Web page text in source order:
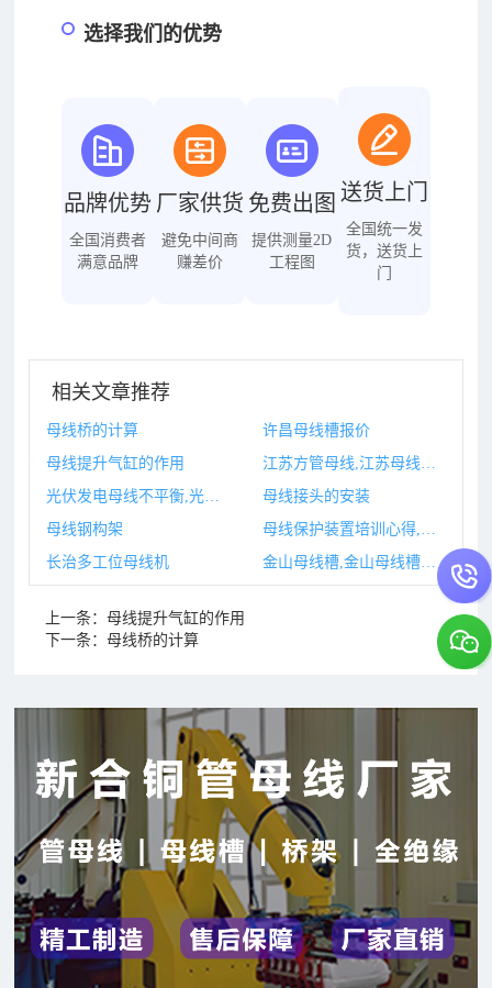
选择我们的优势
品牌优势
全国消费者
满意品牌
厂家供货
避免中间商
赚差价
免费出图
提供测量2D
工程图
送货上门
全国统一发
货，送货上
门
相关文章推荐
母线桥的计算
许昌母线槽报价
母线提升气缸的作用
母线接头的安装
母线钢构架
长治多工位母线机
上一条：母线提升气缸的作用
下一条：母线桥的计算